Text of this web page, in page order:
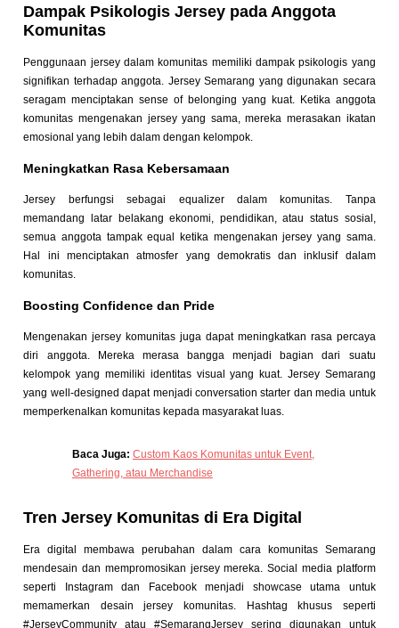
Dampak Psikologis Jersey pada Anggota
Komunitas
Penggunaan jersey dalam komunitas memiliki dampak psikologis yang
signifikan terhadap anggota. Jersey Semarang yang digunakan secara
seragam menciptakan sense of belonging yang kuat. Ketika anggota
komunitas mengenakan jersey yang sama, mereka merasakan ikatan
emosional yang lebih dalam dengan kelompok.
Meningkatkan Rasa Kebersamaan
Jersey berfungsi sebagai equalizer dalam komunitas. Tanpa
memandang latar belakang ekonomi, pendidikan, atau status sosial,
semua anggota tampak equal ketika mengenakan jersey yang sama.
Hal ini menciptakan atmosfer yang demokratis dan inklusif dalam
komunitas.
Boosting Confidence dan Pride
Mengenakan jersey komunitas juga dapat meningkatkan rasa percaya
diri anggota. Mereka merasa bangga menjadi bagian dari suatu
kelompok yang memiliki identitas visual yang kuat. Jersey Semarang
yang well-designed dapat menjadi conversation starter dan media untuk
memperkenalkan komunitas kepada masyarakat luas.
Baca Juga: Custom Kaos Komunitas untuk Event,
Gathering, atau Merchandise
Tren Jersey Komunitas di Era Digital
Era digital membawa perubahan dalam cara komunitas Semarang
mendesain dan mempromosikan jersey mereka. Social media platform
seperti Instagram dan Facebook menjadi showcase utama untuk
memamerkan desain jersey komunitas. Hashtag khusus seperti
#JerseyCommunity atau #SemarangJersey sering digunakan untuk